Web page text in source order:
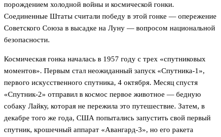
порождением холодной войны и космической гонки.
Соединенные Штаты считали победу в этой гонке — опережение
Советского Союза в высадке на Луну — вопросом национальной
безопасности.
Космическая гонка началась в 1957 году с трех «спутниковых
моментов». Первым стал неожиданный запуск «Спутника-1»,
первого искусственного спутника, 4 октября. Месяц спустя
«Спутник-2» отправил в космос первое животное — бедную
собаку Лайку, которая не пережила это путешествие. Затем, в
декабре того же года, США попытались запустить свой первый
спутник, крошечный аппарат «Авангард-3», но его ракета